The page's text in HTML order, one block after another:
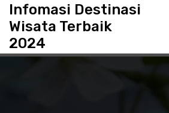
t
Infomasi Destinasi
Wisata Terbaik
2024